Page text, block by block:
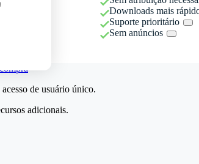
Downloads mais
Suporte prioritário
Sem anúncios
acesso de usuário único.
adicionais.